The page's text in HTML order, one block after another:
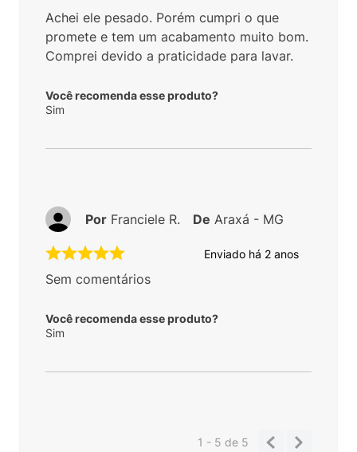
Achei ele pesado. Porém cumpri o que
promete e tem um acabamento muito bom.
Comprei devido a praticidade para lavar.
Você recomenda esse produto?
Sim
Enviado há 2 anos
Sem comentários
Você recomenda esse produto?
Sim
Por Franciele R. De Araxá - MG
1 - 5de 5